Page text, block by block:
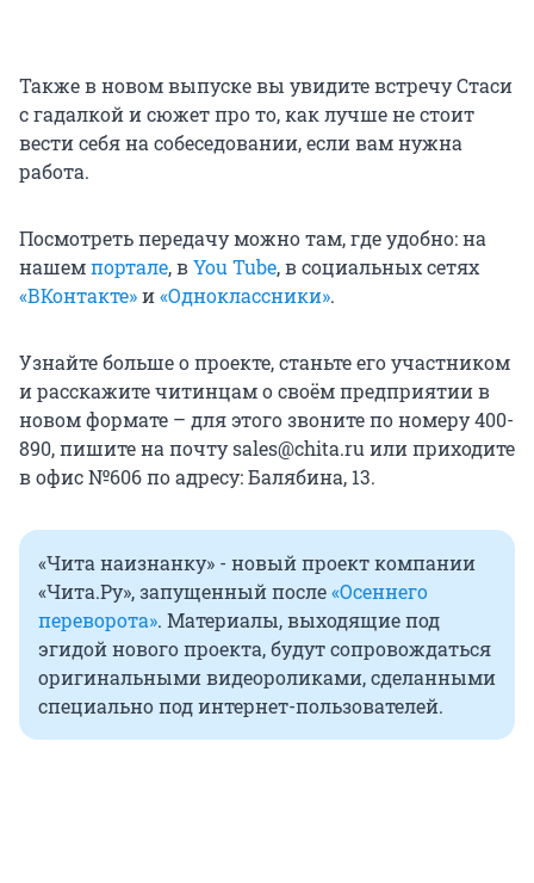
Также в новом выпуске вы увидите встречу Стаси
с гадалкой и сюжет про то, как лучше не стоит
вести себя на собеседовании, если вам нужна
работа.
Посмотреть передачу можно там, где удобно: на
нашемпортале, вYou Tube, в социальных сетях
«ВКонтакте»и«Одноклассники».
Узнайте больше о проекте, станьте его участником
и расскажите читинцам о своём предприятии в
новом формате – для этого звоните по номеру 400-
890, пишите на почту sales@chita.ru или приходите
в офис №606 по адресу: Балябина, 13.
«Чита наизнанку» - новый проект компании
«Чита.Ру», запущенный после«Осеннего
переворота». Материалы, выходящие под
эгидой нового проекта, будут сопровождаться
оригинальными видеороликами, сделанными
специально под интернет-пользователей.